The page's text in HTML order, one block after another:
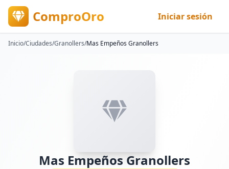
ComproOro Iniciar sesión
Inicio/Ciudades/Granollers/Mas Empeños Granollers
Mas Empeños Granollers